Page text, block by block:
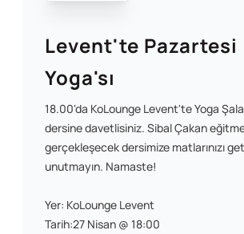
Levent'te Pazartesi
Yoga'sı
18.00'da KoLounge Levent'te Yoga
dersine davetlisiniz. Sibal Çakan
gerçekleşecek dersimize matlarınızı
unutmayın. Namaste!
Yer: KoLounge Levent
Tarih:27 Nisan @ 18:00